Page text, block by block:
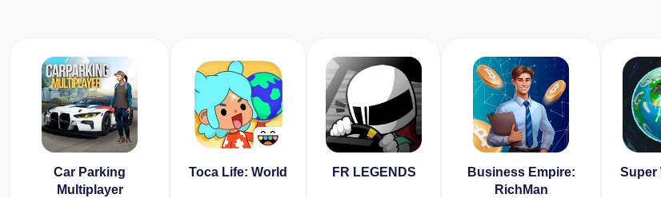
Car Parking
Multiplayer
Toca Life: World FR LEGENDS
Business Empire:
RichMan
Super